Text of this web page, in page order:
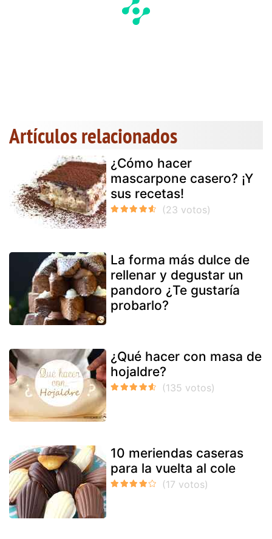
Artículos relacionados
¿Cómo hacer
mascarpone casero? ¡Y
sus recetas!
La forma más dulce de
rellenar y degustar un
pandoro ¿Te gustaría
probarlo?
¿Qué hacer con masa de
hojaldre?
10 meriendas caseras
para la vuelta al cole